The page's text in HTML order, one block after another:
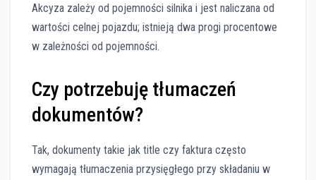
Akcyza zależy od pojemności silnika i jest naliczana od
wartości celnej pojazdu; istnieją dwa progi procentowe
w zależności od pojemności.
Czy potrzebuję tłumaczeń
dokumentów?
Tak, dokumenty takie jak title czy faktura często
wymagają tłumaczenia przysięgłego przy składaniu w